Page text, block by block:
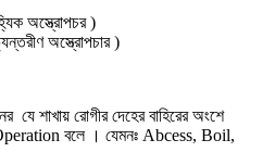
অস্ত্রোপচর )
অস্ত্রোপচার )
শাখায় রোগীর দেহের বাহিরের অংশে
বলে । যেমনঃ Abcess, Boil,